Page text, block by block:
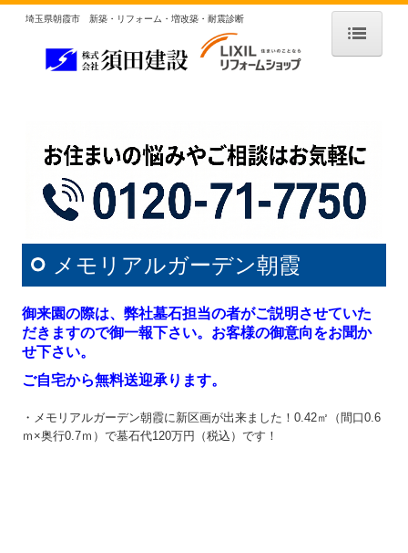
HOME
家づくりのこだわり
家づくりの流れ
新築施工例
店舗・マンション・公共施設
リフォーム施工例
全面リフォーム
キッチン
浴室・洗面
埼玉県朝霞市 新築・リフォーム・増改築・耐震診断
メモリアルガーデン朝霞
御来園の際は、弊社墓石担当の者がご説明させていた
だきますので御一報下さい。お客様の御意向をお聞か
せ下さい。
ご自宅から無料送迎承ります。
・メモリアルガーデン朝霞に新区画が出来ました！0.42㎡（間口0.6
ｍ×奥行0.7ｍ）で墓石代120万円（税込）です！